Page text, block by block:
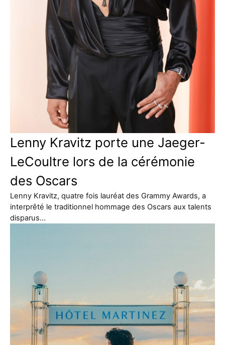
Lenny Kravitz porte une Jaeger-
LeCoultre lors de la cérémonie
des Oscars
Lenny Kravitz, quatre fois lauréat des Grammy Awards, a
interprêté le traditionnel hommage des Oscars aux talents
disparus…